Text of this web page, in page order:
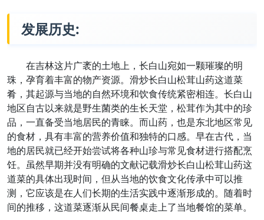
发展历史:
在吉林这片广袤的土地上，长白山宛如一颗璀璨的明
珠，孕育着丰富的物产资源。滑炒长白山松茸山药这道菜
肴，其起源与当地的自然环境和饮食传统紧密相连。长白山
地区自古以来就是野生菌类的生长天堂，松茸作为其中的珍
品，一直备受当地居民的青睐。而山药，也是东北地区常见
的食材，具有丰富的营养价值和独特的口感。早在古代，当
地的居民就已经开始尝试将各种山珍与常见食材进行搭配烹
饪。虽然早期并没有明确的文献记载滑炒长白山松茸山药这
道菜的具体出现时间，但从当地的饮食文化传承中可以推
测，它应该是在人们长期的生活实践中逐渐形成的。随着时
间的推移，这道菜逐渐从民间餐桌走上了当地餐馆的菜单。